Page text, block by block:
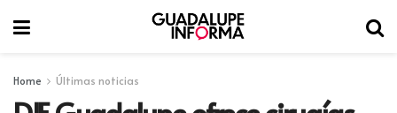
Home Últimas noticias